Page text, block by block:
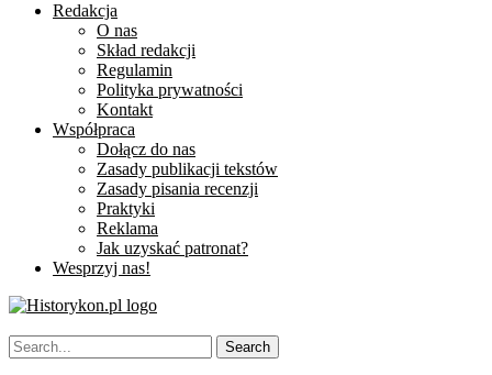
Redakcja
O nas
Skład redakcji
Regulamin
Polityka prywatności
Kontakt
Współpraca
Dołącz do nas
Zasady publikacji tekstów
Zasady pisania recenzji
Praktyki
Reklama
Jak uzyskać patronat?
Wesprzyj nas!